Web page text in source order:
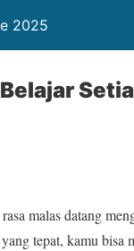
2025
malas datang
tepat, kamu bisa